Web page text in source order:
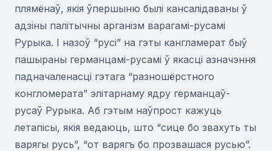
плямёнаў, якія ўпершыню былі кансалідаваны ў
адзіны палітычны арганізм варагамі-русамі
Рурыка. І назоў “русі” на гэты кангламерат быў
пашыраны германцамі-русамі ў якасці азначэння
падначаленасці гэтага “разношёрстного
конгломерата” элітарнаму ядру германцаў-
русаў Рурыка. Аб гэтым наўпрост кажуць
летапісы, якія ведаюць, што “сице бо звахуть ты
варягы русь”, “от варягъ бо прозвашася русью”.